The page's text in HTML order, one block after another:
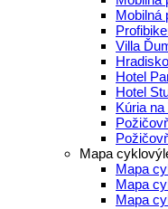
Mobilná
Villa
Hotel
Hotel
Kúria
Mapa
Mapa
Mapa
Mapa